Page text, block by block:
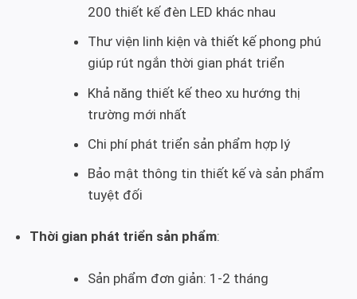
200 thiết kế đèn LED khác nhau
Thư viện linh kiện và thiết kế phong phú
giúp rút ngắn thời gian phát triển
Khả năng thiết kế theo xu hướng thị
trường mới nhất
Chi phí phát triển sản phẩm hợp lý
Bảo mật thông tin thiết kế và sản phẩm
tuyệt đối
Thời gian phát triển sản phẩm:
Sản phẩm đơn giản: 1-2 tháng